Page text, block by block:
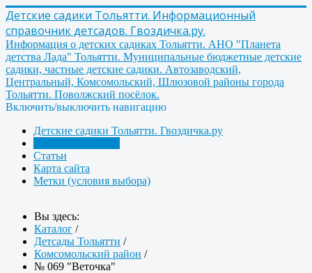
Детские садики Тольятти. Информационный
справочник детсадов. Гвоздичка.ру.
Информация о детских садиках Тольятти. АНО "Планета
детства Лада" Тольятти. Муниципальные бюджетные детские
садики, частные детские садики. Автозаводский,
Центральный, Комсомольский, Шлюзовой районы города
Тольятти. Поволжский посёлок.
Включить/выключить навигацию
Детские садики Тольятти. Гвоздичка.ру
Статьи
Карта сайта
Метки (условия выбора)
Вы здесь:
Каталог /
Детсады Тольятти /
Комсомольский район /
№ 069 "Веточка"